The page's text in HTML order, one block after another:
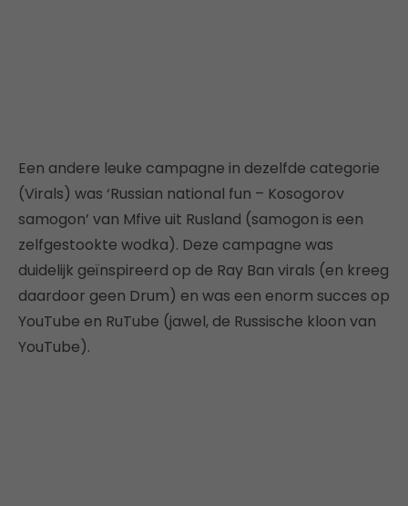
Een andere leuke campagne in dezelfde categorie
(Virals) was ‘Russian national fun – Kosogorov
samogon’ van Mfive uit Rusland (samogon is een
zelfgestookte wodka). Deze campagne was
duidelijk geïnspireerd op de Ray Ban virals (en kreeg
daardoor geen Drum) en was een enorm succes op
YouTube en RuTube (jawel, de Russische kloon van
YouTube).